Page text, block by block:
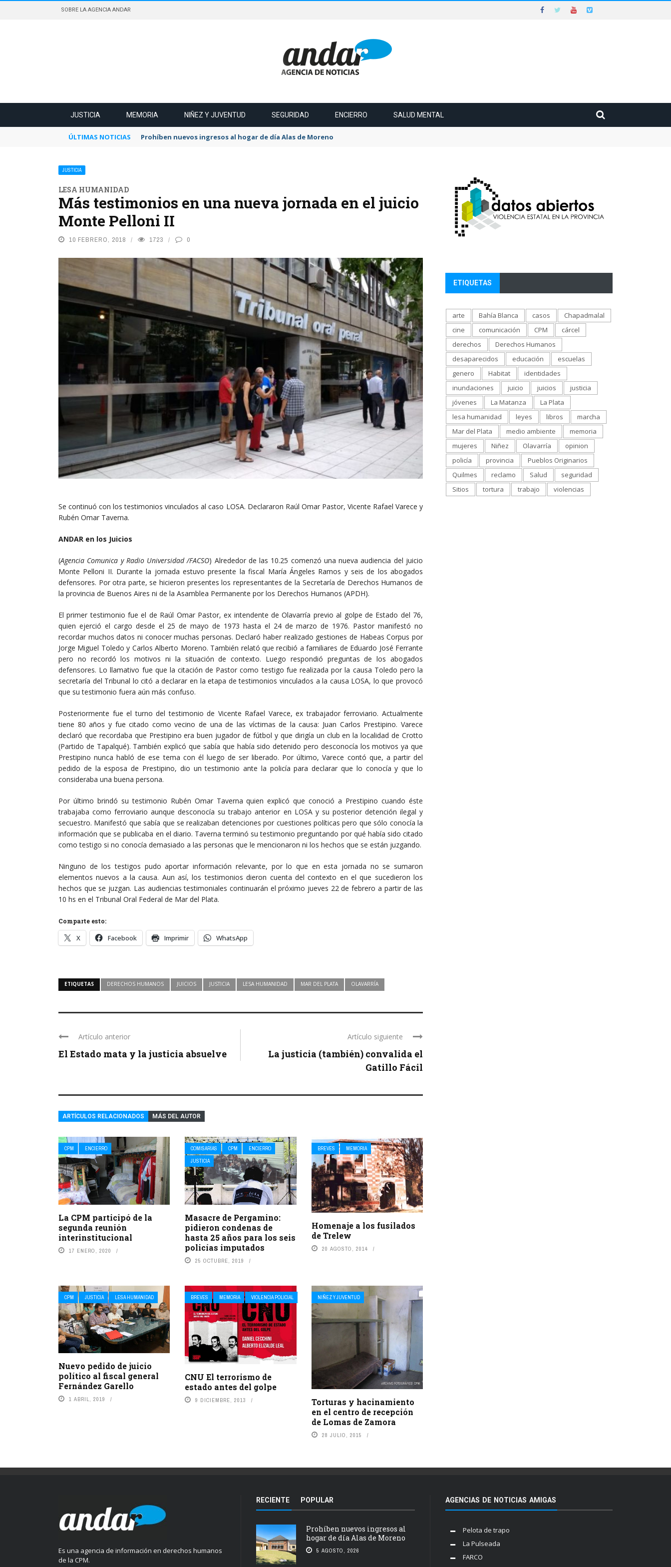
SOBRE LA AGENCIA ANDAR
JUSTICIA MEMORIA NIÑEZ Y JUVENTUD SEGURIDAD ENCIERRO SALUD MENTAL
ÚLTIMAS NOTICIAS Prohíben nuevos ingresos al hogar de día Alas de Moreno
JUSTICIA
LESA HUMANIDAD
Más testimonios en una nueva jornada en el juicio
Monte Pelloni II
10 FEBRERO, 2018 1723 0
Se continuó con los testimonios vinculados al caso LOSA. Declararon Raúl Omar Pastor, Vicente Rafael Varece y
Rubén Omar Taverna.
ANDAR en los Juicios
(Agencia Comunica y Radio Universidad /FACSO) Alrededor de las 10.25 comenzó una nueva audiencia del juicio
Monte Pelloni II. Durante la jornada estuvo presente la fiscal María Ángeles Ramos y seis de los abogados
defensores. Por otra parte, se hicieron presentes los representantes de la Secretaría de Derechos Humanos de
la provincia de Buenos Aires ni de la Asamblea Permanente por los Derechos Humanos (APDH).
El primer testimonio fue el de Raúl Omar Pastor, ex intendente de Olavarría previo al golpe de Estado del 76,
quien ejerció el cargo desde el 25 de mayo de 1973 hasta el 24 de marzo de 1976. Pastor manifestó no
recordar muchos datos ni conocer muchas personas. Declaró haber realizado gestiones de Habeas Corpus por
Jorge Miguel Toledo y Carlos Alberto Moreno. También relató que recibió a familiares de Eduardo José Ferrante
pero no recordó los motivos ni la situación de contexto. Luego respondió preguntas de los abogados
defensores. Lo llamativo fue que la citación de Pastor como testigo fue realizada por la causa Toledo pero la
secretaría del Tribunal lo citó a declarar en la etapa de testimonios vinculados a la causa LOSA, lo que provocó
que su testimonio fuera aún más confuso.
Posteriormente fue el turno del testimonio de Vicente Rafael Varece, ex trabajador ferroviario. Actualmente
tiene 80 años y fue citado como vecino de una de las víctimas de la causa: Juan Carlos Prestipino. Varece
declaró que recordaba que Prestipino era buen jugador de fútbol y que dirigía un club en la localidad de Crotto
(Partido de Tapalqué). También explicó que sabía que había sido detenido pero desconocía los motivos ya que
Prestipino nunca habló de ese tema con él luego de ser liberado. Por último, Varece contó que, a partir del
pedido de la esposa de Prestipino, dio un testimonio ante la policía para declarar que lo conocía y que lo
consideraba una buena persona.
Por último brindó su testimonio Rubén Omar Taverna quien explicó que conoció a Prestipino cuando éste
trabajaba como ferroviario aunque desconocía su trabajo anterior en LOSA y su posterior detención ilegal y
secuestro. Manifestó que sabía que se realizaban detenciones por cuestiones políticas pero que sólo conocía la
información que se publicaba en el diario. Taverna terminó su testimonio preguntando por qué había sido citado
como testigo si no conocía demasiado a las personas que le mencionaron ni los hechos que se están juzgando.
Ninguno de los testigos pudo aportar información relevante, por lo que en esta jornada no se sumaron
elementos nuevos a la causa. Aun así, los testimonios dieron cuenta del contexto en el que sucedieron los
hechos que se juzgan. Las audiencias testimoniales continuarán el próximo jueves 22 de febrero a partir de las
10 hs en el Tribunal Oral Federal de Mar del Plata.
Comparte esto:
X Facebook Imprimir WhatsApp
ETIQUETAS DERECHOS HUMANOS JUICIOS JUSTICIA LESA HUMANIDAD MAR DEL PLATA OLAVARRÍA
Artículo anterior
El Estado mata y la justicia absuelve
Artículo siguiente
La justicia (también) convalida el
Gatillo Fácil
ARTÍCULOS RELACIONADOS MÁS DEL AUTOR
CPM ENCIERRO
La CPM participó de la
segunda reunión
interinstitucional
17 ENERO, 2020
COMISARÍAS CPM
ENCIERRO
JUSTICIA
Masacre de Pergamino:
pidieron condenas de
hasta 25 años para los seis
policías imputados
25 OCTUBRE, 2019
BREVES MEMORIA
Homenaje a los fusilados
de Trelew
20 AGOSTO, 2014
CPM JUSTICIA LESA HUMANIDAD
Nuevo pedido de juicio
político al fiscal general
Fernández Garello
1 ABRIL, 2019
BREVES MEMORIA VIOLENCIA POLICIAL
CNU El terrorismo de
estado antes del golpe
9 DICIEMBRE, 2013
NIÑEZ Y JUVENTUD
Torturas y hacinamiento
en el centro de recepción
de Lomas de Zamora
28 JULIO, 2015
ETIQUETAS
arte Bahía Blanca casos
Chapadmalal
cine
comunicación CPM
cárcel
derechos
Derechos Humanos
desaparecidos
educación
escuelas
genero
Habitat
identidades
inundaciones
juicio juicios
justicia
jóvenes
La Matanza
La Plata
lesa humanidad
leyes libros
marcha
Mar del Plata
medio ambiente
memoria
mujeres
Niñez Olavarría
opinion
policía
provincia
Pueblos Originarios
Quilmes
reclamo Salud
seguridad
Sitios
tortura trabajo violencias
Es una agencia de información en derechos humanos
de la CPM.
RECIENTE POPULAR
Prohíben nuevos ingresos al
hogar de día Alas de Moreno
5 AGOSTO, 2026
AGENCIAS DE NOTICIAS AMIGAS
Pelota de trapo
La Pulseada
FARCO